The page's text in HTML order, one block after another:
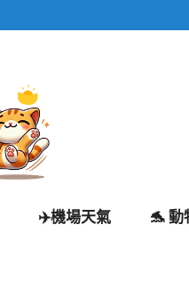
✈️機場天氣 🐬 動